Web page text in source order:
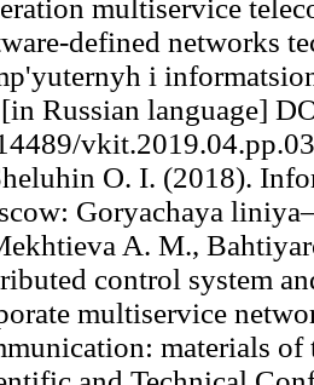
multiservice
defined networks
i
Russian language]
O. I. (2018).
Goryachaya
A. M.,
control system
multiservice
materials